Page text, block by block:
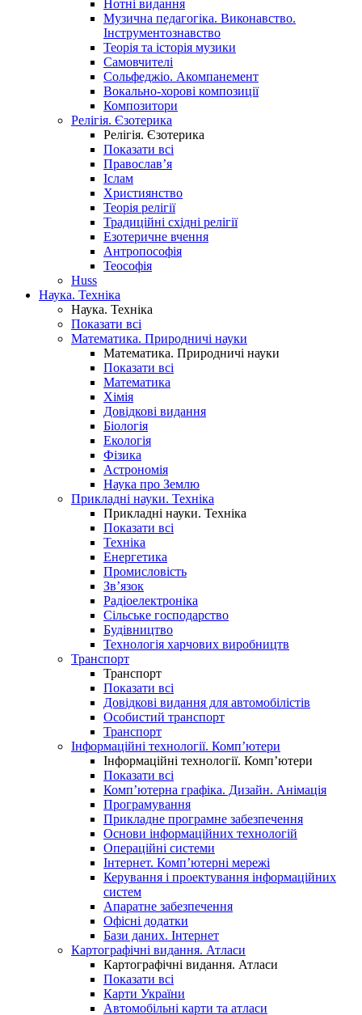
Нотні видання
Музична педагогіка. Виконавство.
Інструментознавство
Теорія та історія музики
Самовчителі
Сольфеджіо. Акомпанемент
Вокально-хорові композиції
Композитори
Релігія. Єзотерика
Релігія. Єзотерика
Показати всі
Православ’я
Іслам
Християнство
Теорія релігії
Традиційні східні релігії
Езотеричне вчення
Антропософія
Теософія
Huss
Наука. Техніка
Наука. Техніка
Показати всі
Математика. Природничі науки
Математика. Природничі науки
Показати всі
Математика
Хімія
Довідкові видання
Біологія
Екологія
Фізика
Астрономія
Наука про Землю
Прикладні науки. Техніка
Прикладні науки. Техніка
Показати всі
Техніка
Енергетика
Промисловість
Зв’язок
Радіоелектроніка
Сільське господарство
Будівництво
Технологія харчових виробництв
Транспорт
Транспорт
Показати всі
Довідкові видання для автомобілістів
Особистий транспорт
Транспорт
Інформаційні технології. Комп’ютери
Інформаційні технології. Комп’ютери
Показати всі
Комп’ютерна графіка. Дизайн. Анімація
Програмування
Прикладне програмне забезпечення
Основи інформаційних технологій
Операційні системи
Інтернет. Комп’ютерні мережі
Керування і проектування інформаційних
систем
Апаратне забезпечення
Офісні додатки
Бази даних. Інтернет
Картографічні видання. Атласи
Картографічні видання. Атласи
Показати всі
Карти України
Автомобільні карти та атласи